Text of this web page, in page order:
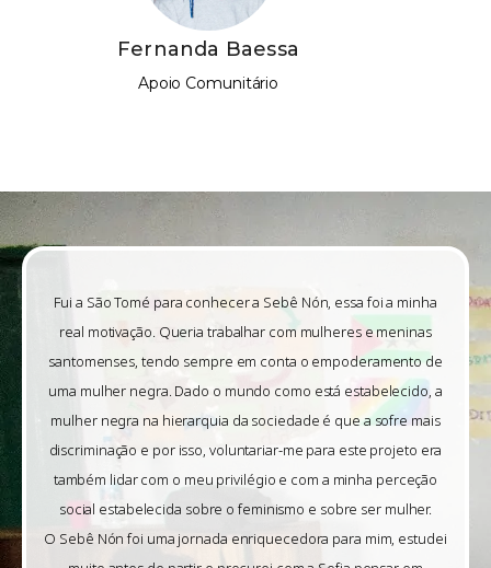
Fernanda Baessa
Apoio Comunitário
Fui a São Tomé para conhecer a Sebê Nón, essa foi a minha
real motivação. Queria trabalhar com mulheres e meninas
santomenses, tendo sempre em conta o empoderamento de
uma mulher negra. Dado o mundo como está estabelecido, a
mulher negra na hierarquia da sociedade é que a sofre mais
discriminação e por isso, voluntariar-me para este projeto era
também lidar com o meu privilégio e com a minha perceção
social estabelecida sobre o feminismo e sobre ser mulher.
O Sebê Nón foi uma jornada enriquecedora para mim, estudei